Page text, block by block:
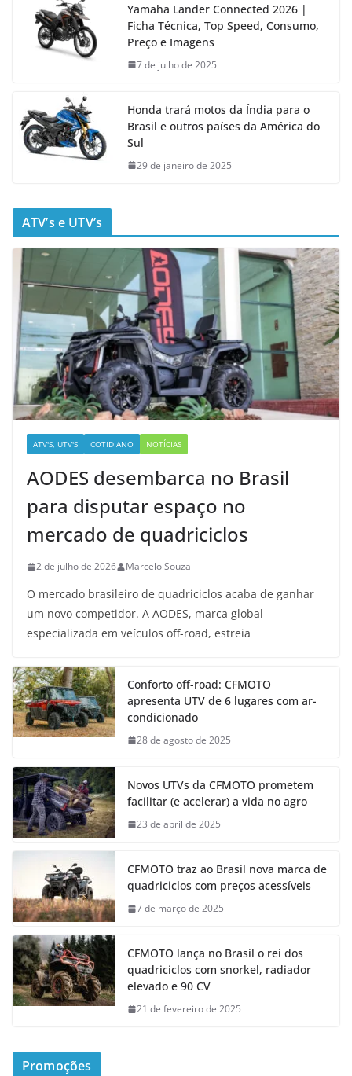
Yamaha Lander Connected 2026 |
Ficha Técnica, Top Speed, Consumo,
Preço e Imagens
7 de julho de 2025
Honda trará motos da Índia para o
Brasil e outros países da América do
Sul
29 de janeiro de 2025
ATV’s e UTV’s
ATV'S, UTV'S COTIDIANO NOTÍCIAS
AODES desembarca no Brasil
para disputar espaço no
mercado de quadriciclos
2 de julho de 2026 Marcelo Souza
O mercado brasileiro de quadriciclos acaba de ganhar
um novo competidor. A AODES, marca global
especializada em veículos off-road, estreia
Conforto off-road: CFMOTO
apresenta UTV de 6 lugares com ar-
condicionado
28 de agosto de 2025
Novos UTVs da CFMOTO prometem
facilitar (e acelerar) a vida no agro
23 de abril de 2025
CFMOTO traz ao Brasil nova marca de
quadriciclos com preços acessíveis
7 de março de 2025
CFMOTO lança no Brasil o rei dos
quadriciclos com snorkel, radiador
elevado e 90 CV
21 de fevereiro de 2025
Promoções